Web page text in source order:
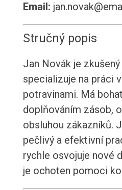
Email:
Stručný popis
Jan Novák je
specializuje na práci
potravinami. Má
doplňováním zásob,
obsluhou zákazníků.
pečlivý a efektivní
rychle osvojuje nové
je ochoten pomoci